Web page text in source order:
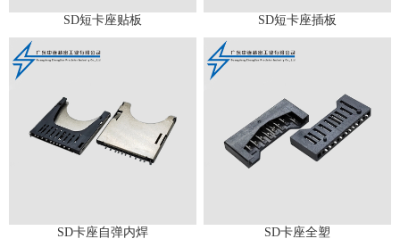
SD短卡座贴板 SD短卡座插板
SD卡座自弹内焊 SD卡座全塑